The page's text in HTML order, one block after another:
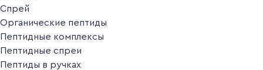
Спрей
Органические пептиды
Пептидные комплексы
Пептидные спреи
Пептиды в ручках